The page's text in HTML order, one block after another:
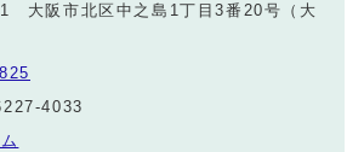
大阪市北区中之島1丁目3番20号（大
4033